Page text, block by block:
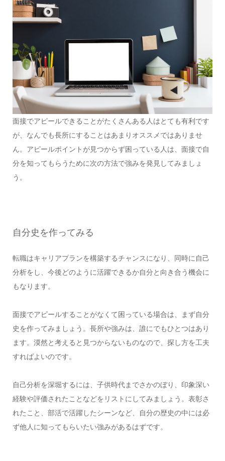
面接でアピールできることがたくさんある人はとても有利です
が、なんでも長所にすることはあまりオススメではありませ
ん。アピールポイントが見つからず困っている人は、面接で自
分を知ってもらうために次の方法で強みを発見してみましょ
う。
自分史を作ってみる
転職はキャリアプランを構築するチャンスになり、同時に自己
分析をし、今後どのように活躍できるか自分と向き合う機会に
もなります。
面接でアピールすることがなくて困っている場合は、まず自分
史を作ってみましょう。長所や強みは、誰にでもひとつはあり
ます。漠然と考えると見つからないものなので、探し方を工夫
すればよいのです。
自己分析を深堀するには、子供時代までさかのぼり、印象深い
経験や評価されたことなどをリストにしてみましょう。表彰さ
れたこと、部活で活躍したシーンなど、自分の歴史の中には必
ず他人に知ってもらいたい強みがあるはずです。